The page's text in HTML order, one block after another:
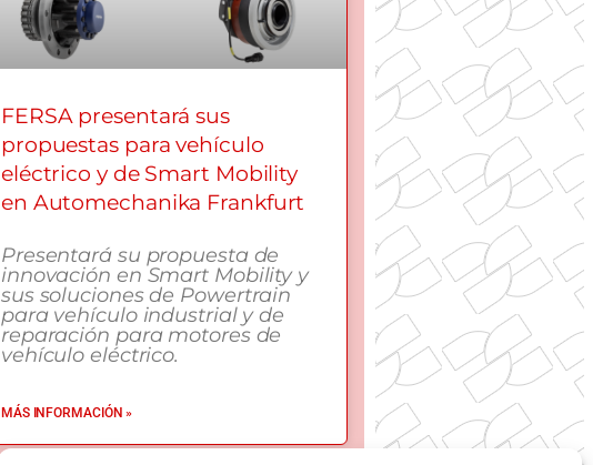
FERSA presentará sus
propuestas para vehículo
eléctrico y de Smart Mobility
en Automechanika Frankfurt
Presentará su propuesta de
innovación en Smart Mobility y
sus soluciones de Powertrain
para vehículo industrial y de
reparación para motores de
vehículo eléctrico.
MÁS INFORMACIÓN »